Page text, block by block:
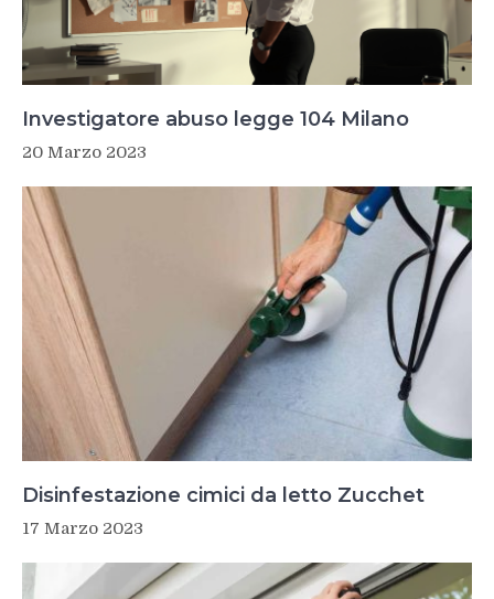
Investigatore abuso legge 104 Milano
20 Marzo 2023
Disinfestazione cimici da letto Zucchet
17 Marzo 2023